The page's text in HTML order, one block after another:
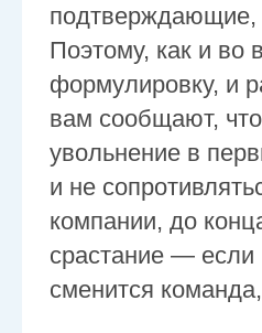
подтверждающие,
Поэтому, как и во
формулировку, и
вам сообщают,
увольнение в
и не
компании, до
срастание — если
сменится